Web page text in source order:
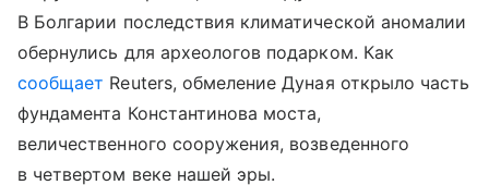
В Болгарии последствия климатической аномалии
обернулись для археологов подарком. Как
сообщает Reuters, обмеление Дуная открыло часть
фундамента Константинова моста,
величественного сооружения, возведенного
в четвертом веке нашей эры.